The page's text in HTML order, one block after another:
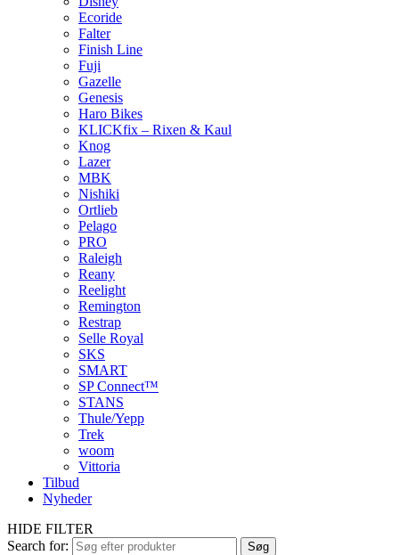
Ecoride
Falter
Finish Line
Fuji
Gazelle
Genesis
Haro Bikes
KLICKfix – Rixen & Kaul
Knog
Lazer
MBK
Nishiki
Ortlieb
Pelago
PRO
Raleigh
Reany
Reelight
Remington
Restrap
Selle Royal
SKS
SMART
SP Connect™
STANS
Thule/Yepp
Trek
woom
Vittoria
Tilbud
Nyheder
HIDE FILTER
Search for:
Søg